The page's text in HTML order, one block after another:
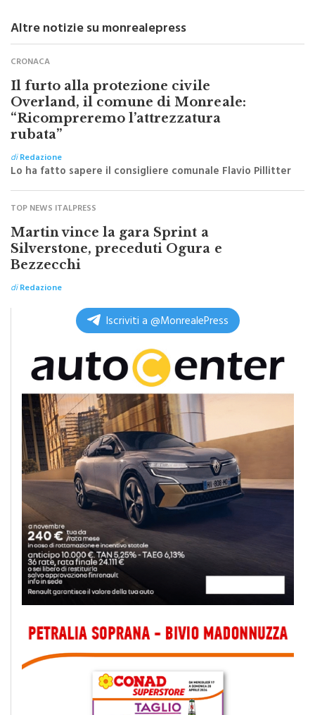
Altre notizie su monrealepress
CRONACA
Il furto alla protezione civile
Overland, il comune di Monreale:
“Ricompreremo l’attrezzatura
rubata”
diRedazione
Lo ha fatto sapere il consigliere comunale Flavio Pillitter
TOP NEWS ITALPRESS
Martin vince la gara Sprint a
Silverstone, preceduti Ogura e
Bezzecchi
di